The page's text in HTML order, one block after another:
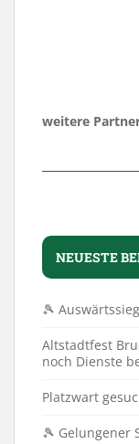
weitere
NEUESTE
🎾
Altstadtfest
noch Dienste
Platzwart
🎾 Gelungener